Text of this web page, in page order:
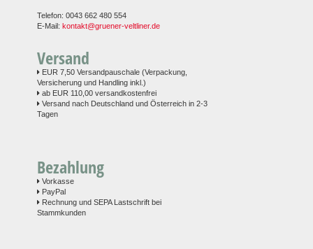
Telefon: 0043 662 480 554
E-Mail: kontakt@gruener-veltliner.de
Versand
EUR 7,50 Versandpauschale (Verpackung,
Versicherung und Handling inkl.)
ab EUR 110,00 versandkostenfrei
Versand nach Deutschland und Österreich in 2-3
Tagen
Bezahlung
Vorkasse
PayPal
Rechnung und SEPA Lastschrift bei
Stammkunden